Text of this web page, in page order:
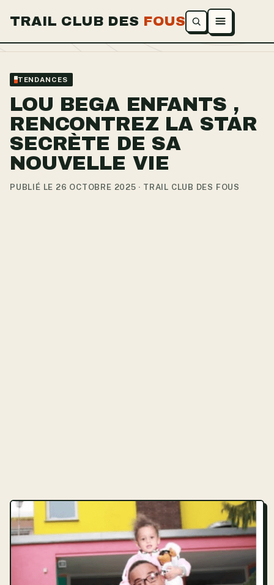
TRAIL CLUB DES FOUS Ouvrir le menu
TENDANCES
LOU BEGA ENFANTS ,
RENCONTREZ LA STAR
SECRÈTE DE SA
NOUVELLE VIE
PUBLIÉ LE 26 OCTOBRE 2025 · TRAIL CLUB DES FOUS